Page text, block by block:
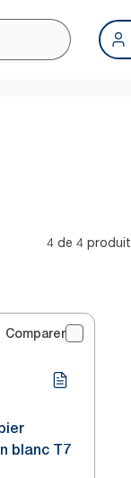
4 de 4
Comparer
blanc T7